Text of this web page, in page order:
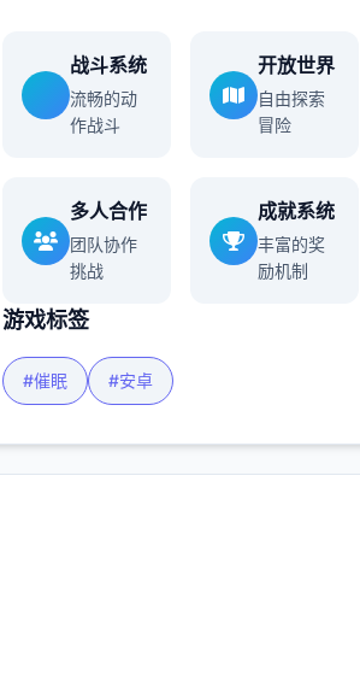
战斗系统
流畅的动
作战斗
开放世界
自由探索
冒险
多人合作
团队协作
挑战
成就系统
丰富的奖
励机制
游戏标签
#催眠 #安卓